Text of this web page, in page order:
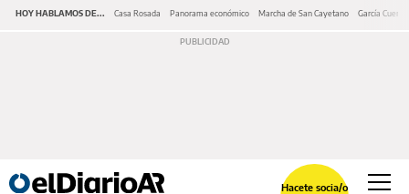
HOY HABLAMOS DE... Casa Rosada Panorama económico Marcha de San Cayetano García Cuerva
Hacete socia/o